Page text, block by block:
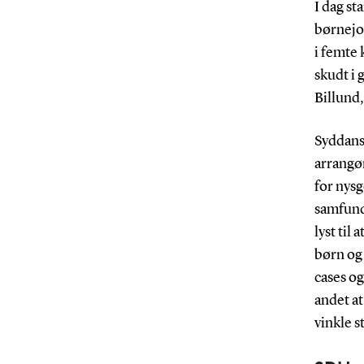
I dag
i femte
skudt i
Billund,
for
lyst til
børn
cases
andet
vinkle